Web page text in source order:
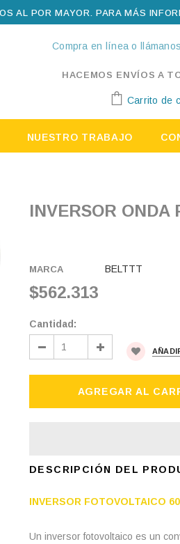
AL POR MAYOR. PARA MÁS
Compra en línea o
HACEMOS ENVÍOS A
Carrito de
NUESTRO TRABAJO
INVERSOR ONDA
MARCA BELTTT
$562.313
Cantidad:
DESCRIPCIÓN DEL
INVERSOR FOTOVOLTAICO
Un inversor fotovoltaico es un